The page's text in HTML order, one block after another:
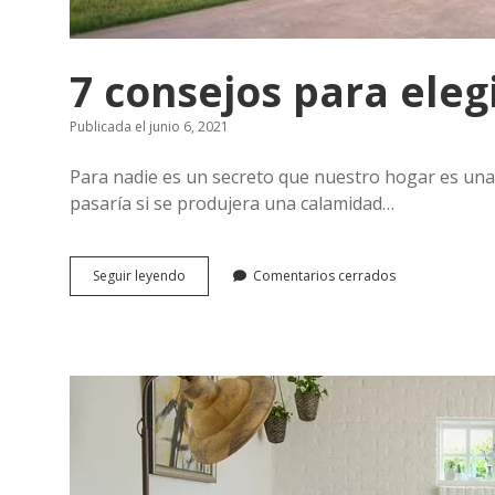
7 consejos para
Publicada el junio 6, 2021
Para nadie es un secreto que nuestro hogar es
pasaría si se produjera una calamidad…
Seguir leyendo
consejos
seguro
del
hogar
Comentarios cerrados